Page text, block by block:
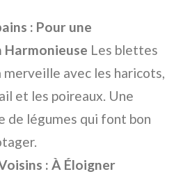
: Pour une
Les blettes
merveille avec les haricots,
et les poireaux. Une
de légumes qui font bon
: À Éloigner